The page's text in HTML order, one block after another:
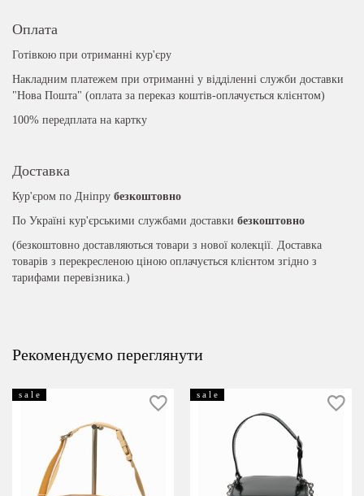
Оплата
Готівкою при отриманні кур'єру
Накладним платежем при отриманні у відділенні служби доставки
"Нова Пошта" (оплата за переказ коштів-оплачується клієнтом)
100% передплата на картку
Доставка
Кур'єром по Дніпру безкоштовно
По Україні кур'єрськими службами доставки безкоштовно
(безкоштовно доставляються товари з нової колекції. Доставка
товарів з перекресленою ціною оплачується клієнтом згідно з
тарифами перевізника.)
Рекомендуємо переглянути
s a l e s a l e